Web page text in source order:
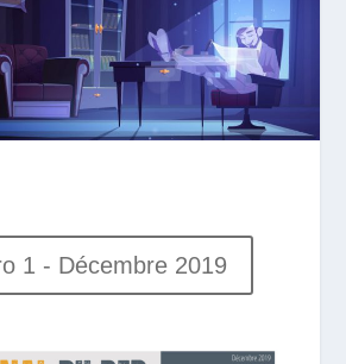
1 - Décembre 2019